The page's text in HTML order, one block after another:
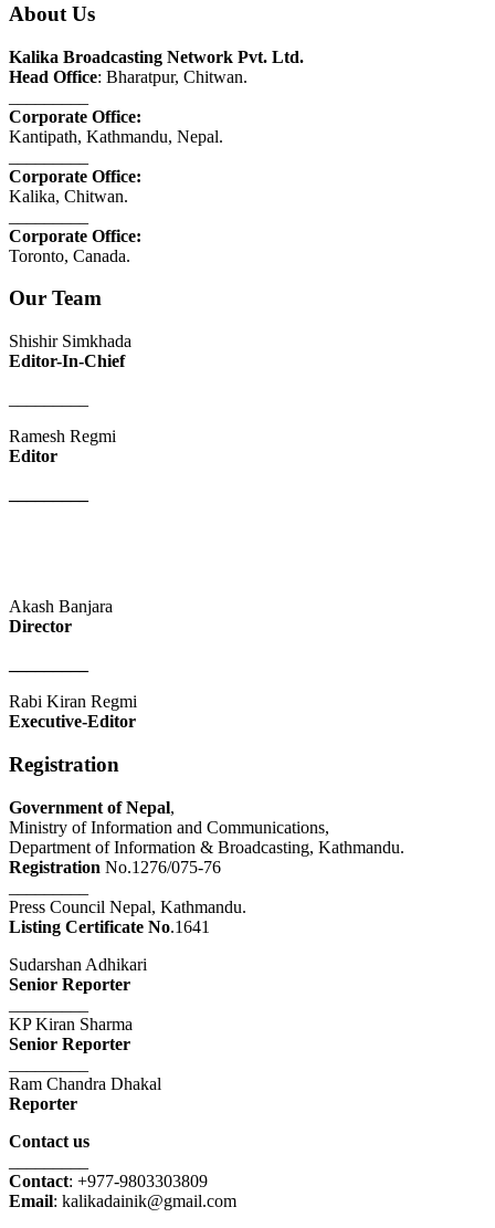
About Us
Kalika Broadcasting Network Pvt. Ltd.
Head Office: Bharatpur, Chitwan.
Corporate Office:
Kantipath, Kathmandu, Nepal.
Corporate Office:
Kalika, Chitwan.
Corporate Office:
Toronto, Canada.
Our Team
Shishir Simkhada
Editor-In-Chief
Ramesh Regmi
Editor
Akash Banjara
Director
Rabi Kiran Regmi
Executive-Editor
Registration
Government of Nepal,
Ministry of Information and Communications,
Department of Information & Broadcasting, Kathmandu.
Registration No.1276/075-76
Press Council Nepal, Kathmandu.
Listing Certificate No.1641
Sudarshan Adhikari
Senior Reporter
KP Kiran Sharma
Senior Reporter
Ram Chandra Dhakal
Reporter
Contact us
Contact: +977-9803303809
Email: kalikadainik@gmail.com